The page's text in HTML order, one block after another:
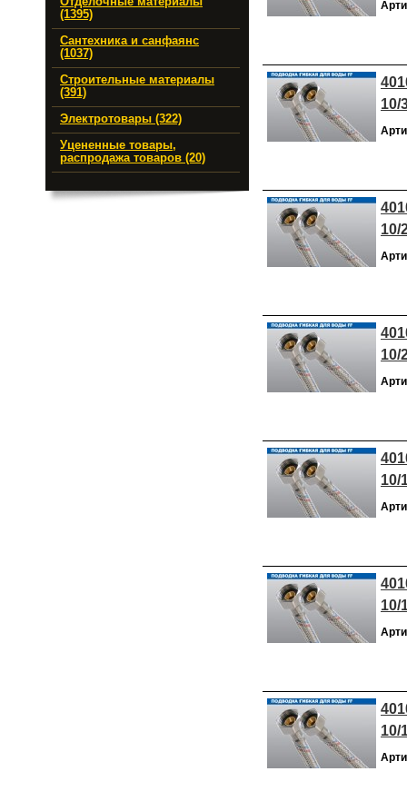
(1395)
Сантехника и санфаянс
(1037)
Строительные материалы
(391)
Электротовары (322)
Уцененные товары,
распродажа товаров (20)
10/
10/
10/
10/
10/
10/